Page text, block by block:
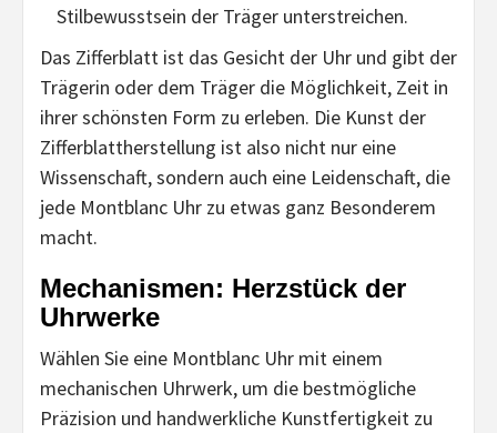
Stilbewusstsein der Träger unterstreichen.
Das Zifferblatt ist das Gesicht der Uhr und gibt der
Trägerin oder dem Träger die Möglichkeit, Zeit in
ihrer schönsten Form zu erleben. Die Kunst der
Zifferblattherstellung ist also nicht nur eine
Wissenschaft, sondern auch eine Leidenschaft, die
jede Montblanc Uhr zu etwas ganz Besonderem
macht.
Mechanismen: Herzstück der
Uhrwerke
Wählen Sie eine Montblanc Uhr mit einem
mechanischen Uhrwerk, um die bestmögliche
Präzision und handwerkliche Kunstfertigkeit zu